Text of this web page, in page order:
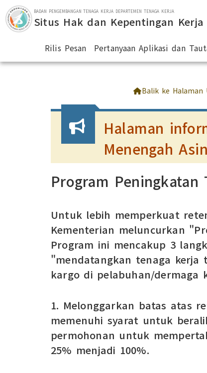
Lompat ke bagian utama
BADAN PENGEMBANGAN TENAGA KERJA DEPARTEMEN TENAGA KERJA
Situs Hak dan Kepentingan
Rilis Pesan
Pertanyaan Aplikasi dan
Balik ke Halaman
Halaman
Menengah
Program Peningkatan
Untuk lebih memperkuat
Kementerian meluncurkan
Program ini mencakup 3
"mendatangkan tenaga
kargo di pelabuhan/dermaga
1. Melonggarkan batas atas
memenuhi syarat untuk
permohonan untuk
25% menjadi 100%.